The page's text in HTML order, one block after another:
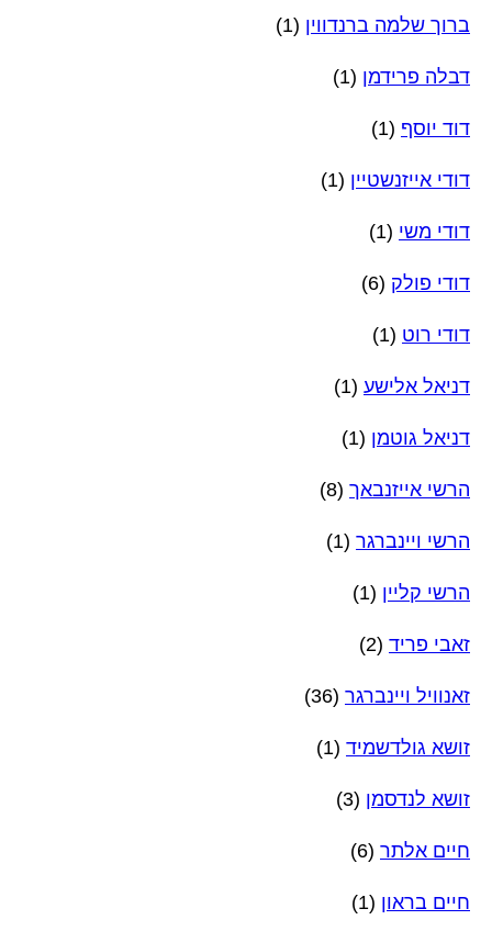
ברוך שלמה ברנדווין (1)
דבלה פרידמן (1)
דוד יוסף (1)
דודי אייזנשטיין (1)
דודי משי (1)
דודי פולק (6)
דודי רוט (1)
דניאל אלישע (1)
דניאל גוטמן (1)
הרשי אייזנבאך (8)
הרשי ויינברגר (1)
הרשי קליין (1)
זאבי פריד (2)
זאנוויל ויינברגר (36)
זושא גולדשמיד (1)
זושא לנדסמן (3)
חיים אלתר (6)
חיים בראון (1)